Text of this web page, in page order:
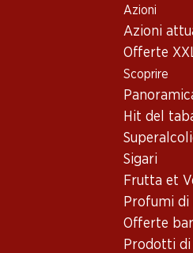
Azioni
Azioni
Offerte
Scoprire
Hit del
Sigari
Frutta et
Profumi di
Offerte
Prodotti
Vino/
Vino rosé_old
da Spagna
Venta Mazarrón Verdejo